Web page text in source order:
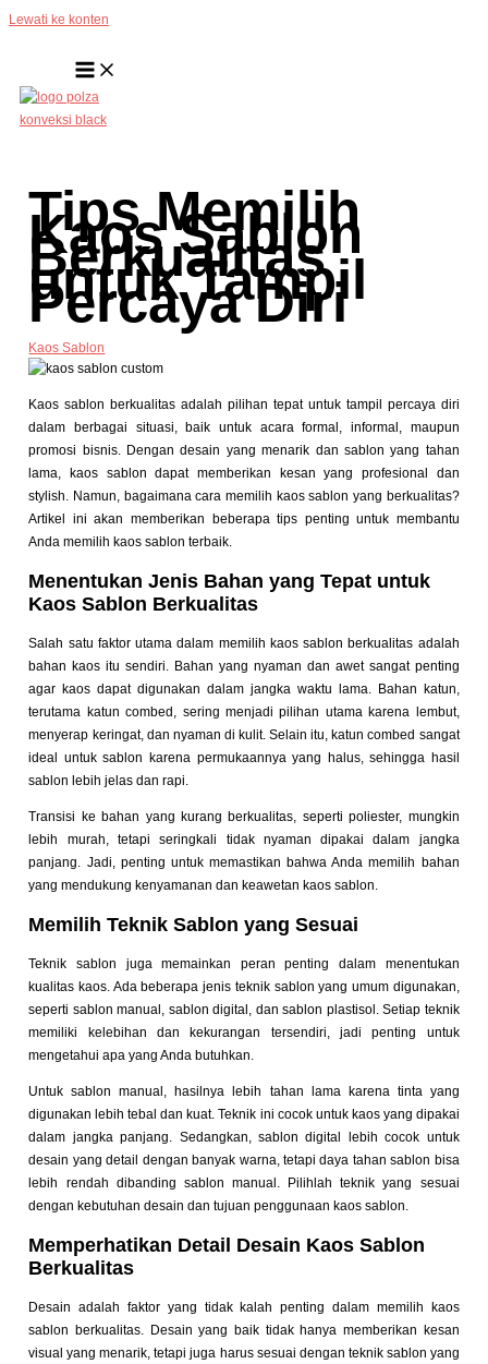
Lewati ke konten
Tips Memilih
Kaos Sablon
Berkualitas
untuk Tampil
Percaya Diri
Kaos Sablon
Kaos sablon berkualitas adalah pilihan tepat untuk tampil percaya diri
dalam berbagai situasi, baik untuk acara formal, informal, maupun
promosi bisnis. Dengan desain yang menarik dan sablon yang tahan
lama, kaos sablon dapat memberikan kesan yang profesional dan
stylish. Namun, bagaimana cara memilih kaos sablon yang berkualitas?
Artikel ini akan memberikan beberapa tips penting untuk membantu
Anda memilih kaos sablon terbaik.
Menentukan Jenis Bahan yang Tepat untuk
Kaos Sablon Berkualitas
Salah satu faktor utama dalam memilih kaos sablon berkualitas adalah
bahan kaos itu sendiri. Bahan yang nyaman dan awet sangat penting
agar kaos dapat digunakan dalam jangka waktu lama. Bahan katun,
terutama katun combed, sering menjadi pilihan utama karena lembut,
menyerap keringat, dan nyaman di kulit. Selain itu, katun combed sangat
ideal untuk sablon karena permukaannya yang halus, sehingga hasil
sablon lebih jelas dan rapi.
Transisi ke bahan yang kurang berkualitas, seperti poliester, mungkin
lebih murah, tetapi seringkali tidak nyaman dipakai dalam jangka
panjang. Jadi, penting untuk memastikan bahwa Anda memilih bahan
yang mendukung kenyamanan dan keawetan kaos sablon.
Memilih Teknik Sablon yang Sesuai
Teknik sablon juga memainkan peran penting dalam menentukan
kualitas kaos. Ada beberapa jenis teknik sablon yang umum digunakan,
seperti sablon manual, sablon digital, dan sablon plastisol. Setiap teknik
memiliki kelebihan dan kekurangan tersendiri, jadi penting untuk
mengetahui apa yang Anda butuhkan.
Untuk sablon manual, hasilnya lebih tahan lama karena tinta yang
digunakan lebih tebal dan kuat. Teknik ini cocok untuk kaos yang dipakai
dalam jangka panjang. Sedangkan, sablon digital lebih cocok untuk
desain yang detail dengan banyak warna, tetapi daya tahan sablon bisa
lebih rendah dibanding sablon manual. Pilihlah teknik yang sesuai
dengan kebutuhan desain dan tujuan penggunaan kaos sablon.
Memperhatikan Detail Desain Kaos Sablon
Berkualitas
Desain adalah faktor yang tidak kalah penting dalam memilih kaos
sablon berkualitas. Desain yang baik tidak hanya memberikan kesan
visual yang menarik, tetapi juga harus sesuai dengan teknik sablon yang